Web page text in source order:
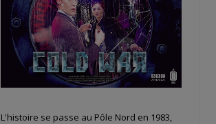
L'histoire se passe au Pôle Nord en 1983,